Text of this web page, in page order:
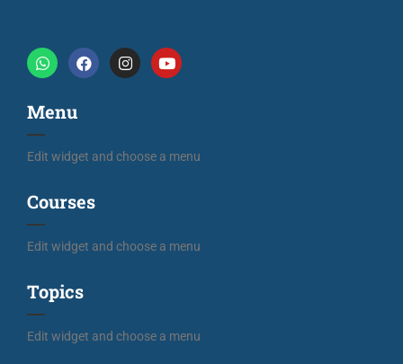
Menu
Edit widget and choose a menu
Courses
Edit widget and choose a menu
Topics
Edit widget and choose a menu